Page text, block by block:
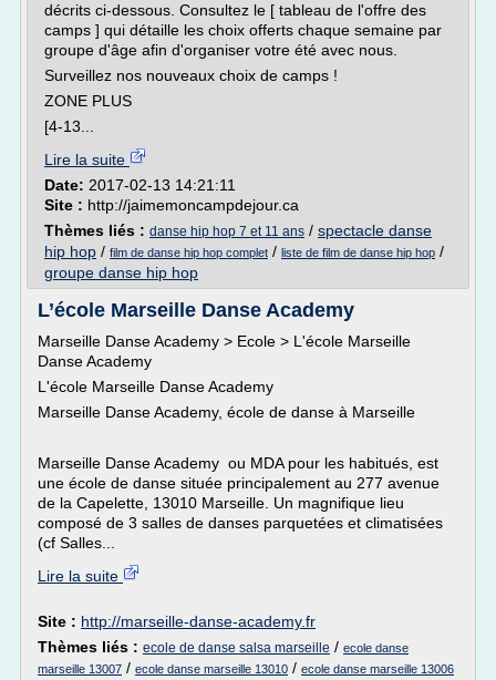
décrits ci-dessous. Consultez le [ tableau de l'offre des
camps ] qui détaille les choix offerts chaque semaine par
groupe d'âge afin d'organiser votre été avec nous.
Surveillez nos nouveaux choix de camps !
ZONE PLUS
[4-13...
Lire la suite
Date: 2017-02-13 14:21:11
Site : http://jaimemoncampdejour.ca
Thèmes liés : danse hip hop 7 et 11 ans / spectacle danse
hip hop / film de danse hip hop complet / liste de film de danse hip hop /
groupe danse hip hop
L’école Marseille Danse Academy
Marseille Danse Academy > Ecole > L'école Marseille
Danse Academy
L'école Marseille Danse Academy
Marseille Danse Academy, école de danse à Marseille
Marseille Danse Academy ou MDA pour les habitués, est
une école de danse située principalement au 277 avenue
de la Capelette, 13010 Marseille. Un magnifique lieu
composé de 3 salles de danses parquetées et climatisées
(cf Salles...
Lire la suite
Site : http://marseille-danse-academy.fr
Thèmes liés : ecole de danse salsa marseille / ecole danse
marseille 13007 / ecole danse marseille 13010 / ecole danse marseille 13006